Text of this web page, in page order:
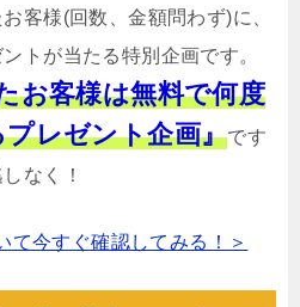
客様(回数、金額問わず)に、
トが当たる特別企画です。
お客様は無料で何度
レゼント企画』です
なく！
て今すぐ確認してみる！＞